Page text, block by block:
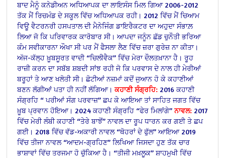
ਬਾਦ ਮੈਨੂੰ ਕਨੇਡੀਅਨ ਅਧਿਆਪਕ ਦਾ ਲਾਇਸੰਸ ਮਿਲ ਗਿਆ 2006-2012
ਤੱਕ ਮੈਂ ਰਿਚਮੰਡ ਦੇ ਸਕੂਲ ਵਿੱਚ ਅਧਿਆਪਕ ਰਹੀ। 2012 ਵਿੱਚ ਮੈਂ ਚਿਆਮ
ਵਿਊ ਵੈਟਰਨਰੀ ਹਸਪਤਾਲ ਦੀ ਮੈਨੇਜਿੰਗ ਡਾਇਰੈਕਟਰ ਦਾ ਅਹੁਦਾ ਸੰਭਾਲ਼
ਲਿਆ ਜੋ ਕਿ ਪਰਿਵਾਰਕ ਕਾਰੋਬਾਰ ਸੀ। ਆਪਦਾ ਜਨੂੰਨ ਛੱਡ ਚੁਨੌਤੀ ਭਰਿਆ
ਕੰਮ ਸਵੀਕਾਰਨਾ ਔਖਾ ਸੀ ਪਰ ਮੈਂ ਫੈਸਲਾ ਲੈਣ ਵਿੱਚ ਜ਼ਰਾ ਗੁਰੇਜ਼ ਨਾ ਕੀਤਾ।
ਅੱਜ-ਕੱਲ੍ਹ ਖ਼ੂਬਸੂਰਤ ਵਾਦੀ “ਚਿਲੀਵੈਕ” ਵਿੱਚ ਮੇਰਾ ਦੌਲਤਖ਼ਾਨਾ ਹੈ। ਰੂਹ
ਰਾਜ਼ੀ ਕਰਨ ਦਾ ਸਬੱਬ ਸ਼ਬਦੀ ਸਾਂਝ ਰਹੀ ਜੋ ਕਿ ਪਰਵਾਸ ਦੇ ਨਾਲ ਹੀ ਮੇਰੀਆਂ
ਬਰੂਹਾਂ ਤੇ ਆਣ ਖਲੋਤੀ ਸੀ। ਛੋਟੀਆਂ ਨਜ਼ਮਾਂ ਕਦੋਂ ਜੁਆਨ ਹੋ ਕੇ ਕਹਾਣੀਆਂ
ਬਣਨ ਲੱਗੀਆਂ ਪਤਾ ਹੀ ਨਹੀਂ ਲੱਗਿਆ। ਕਹਾਣੀ ਸੰਗ੍ਰਹਿ: 2016 ਕਹਾਣੀ
ਸੰਗ੍ਰਹਿ “ ਪਰੀਆਂ ਸੰਗ ਪਰਵਾਜ਼” ਛਪ ਕੇ ਆਇਆ ਤਾਂ ਸਾਹਿਤ ਜਗਤ ਵਿੱਚ
ਖ਼ੂਬ ਪ੍ਰਵਾਨ ਹੋਇਆ। 2024 ਕਹਾਣੀ ਸੰਗ੍ਰਹਿ “ਫੇਰ ਮਿਲਾਂਗੇ” ਨਾਵਲ: 2017
ਵਿੱਚ ਮੇਰੀ ਲੰਬੀ ਕਹਾਣੀ “ਤੇਰੇ ਬਾਝੋਂ” ਨਾਵਲ ਦਾ ਰੂਪ ਧਾਰਨ ਕਰ ਗਈ ਤੇ ਛਪ
ਗਈ। 2018 ਵਿੱਚ ਵੱਡ-ਅਕਾਰੀ ਨਾਵਲ “ਥੋਹਰਾਂ ਦੇ ਫੁੱਲ” ਆਇਆ 2019
ਵਿੱਚ ਤੀਜਾ ਨਾਵਲ “ਆਦਮ-ਗ੍ਰਹਿਣ” ਲਿਖਿਆ ਜਿਸਦਾ ਹੁਣ ਤੱਕ ਚਾਰ
ਭਾਸ਼ਾਵਾਂ ਵਿੱਚ ਤਰਜਮਾ ਹੋ ਚੁੱਕਿਆ ਹੈ। “ਤੀਜੀ ਮਖ਼ਲੂਕ” ਸ਼ਾਹਮੁਖੀ ਵਿੱਚ